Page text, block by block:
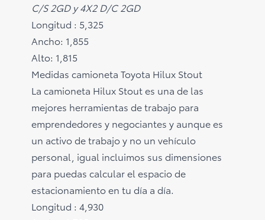
C/S 2GD y 4X2 D/C 2GD
Longitud : 5,325
Ancho: 1,855
Alto: 1,815
Medidas camioneta Toyota Hilux Stout
La camioneta Hilux Stout es una de las
mejores herramientas de trabajo para
emprendedores y negociantes y aunque es
un activo de trabajo y no un vehículo
personal, igual incluimos sus dimensiones
para puedas calcular el espacio de
estacionamiento en tu día a día.
Longitud : 4,930